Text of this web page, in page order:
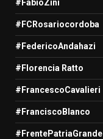
#FabioZini
#FCRosariocordoba
#FedericoAndahazi
#Florencia Ratto
#FrancescoCavalieri
#FranciscoBlanco
#FrentePatriaGrande